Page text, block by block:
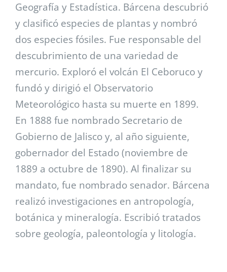
Geografía y Estadística. Bárcena descubrió
y clasificó especies de plantas y nombró
dos especies fósiles. Fue responsable del
descubrimiento de una variedad de
mercurio. Exploró el volcán El Ceboruco y
fundó y dirigió el Observatorio
Meteorológico hasta su muerte en 1899.
En 1888 fue nombrado Secretario de
Gobierno de Jalisco y, al año siguiente,
gobernador del Estado (noviembre de
1889 a octubre de 1890). Al finalizar su
mandato, fue nombrado senador. Bárcena
realizó investigaciones en antropología,
botánica y mineralogía. Escribió tratados
sobre geología, paleontología y litología.